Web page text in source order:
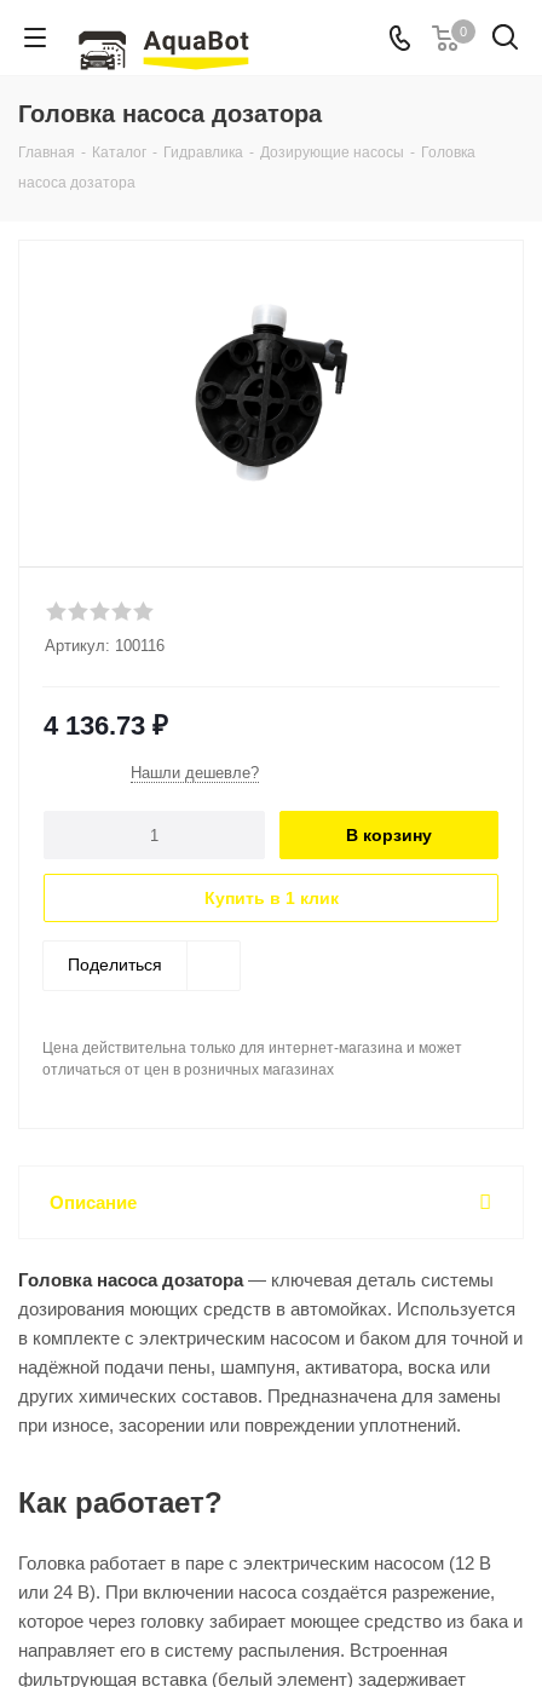
0
Головка насоса дозатора
Главная - Каталог - Гидравлика - Дозирующие насосы - Головка
насоса дозатора
Артикул: 100116
4 136.73 ₽
Нашли дешевле?
В корзину
Купить в 1 клик
Поделиться
Цена действительна только для интернет-магазина и может
отличаться от цен в розничных магазинах
Описание
Головка насоса дозатора— ключевая деталь системы
дозирования моющих средств в автомойках. Используется
в комплекте с электрическим насосом и баком для точной и
надёжной подачи пены, шампуня, активатора, воска или
других химических составов. Предназначена для замены
при износе, засорении или повреждении уплотнений.
Как работает?
Головка работает в паре с электрическим насосом (12 В
или 24 В). При включении насоса создаётся разрежение,
которое через головку забирает моющее средство из бака и
направляет его в систему распыления. Встроенная
фильтрующая вставка (белый элемент) задерживает